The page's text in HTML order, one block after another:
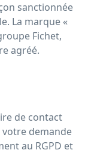
sanctionnée
La marque «
Fichet,
agréé.
de contact
demande
au RGPD et